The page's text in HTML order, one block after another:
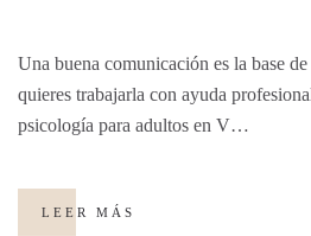
Una buena comunicación es la base
quieres trabajarla con ayuda
psicología para adultos en V…
LEER MÁS